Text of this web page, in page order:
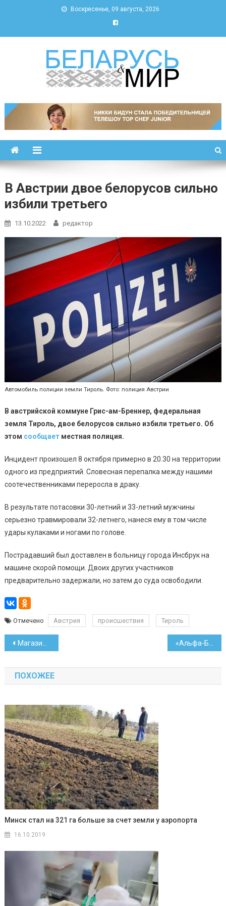
Воскресенье, 09 августа, 2026
Беларусь и мир
В Австрии двое белорусов сильно
избили третьего
13.10.2022 редактор
Автомобиль полиции земли Тироль. Фото: полиция Австрии
В австрийской коммуне Грис-ам-Бреннер, федеральная
земля Тироль, двое белорусов сильно избили третьего. Об
этом сообщаетместная полиция.
Инцидент произошел 8 октября примерно в 20.30 на территории
одного из предприятий. Словесная перепалка между нашими
соотечественниками переросла в драку.
В результате потасовки 30-летний и 33-летний мужчины
серьезно травмировали 32-летнего, нанеся ему в том числе
удары кулаками и ногами по голове.
Пострадавший был доставлен в больницу города Инсбрук на
машине скорой помощи. Двоих других участников
предварительно задержали, но затем до суда освободили.
Отмечено Австрия происшествия Тироль
Навигация
по
записям
Магазинам запретили продавать части курицы собственной разделки
ПОХОЖЕЕ
Минск стал на 321 га больше за счет земли у аэропорта
16.10.2019